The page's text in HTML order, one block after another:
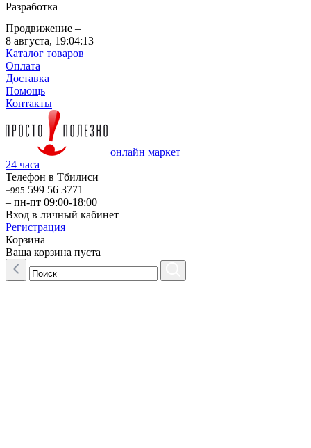
Разработка –
Продвижение –
8 августа, 19:04:13
Каталог товаров
Оплата
Доставка
Помощь
Контакты
онлайн маркет
24 часа
Телефон в Тбилиси
+995 599 56 3771
– пн-пт 09:00-18:00
Вход в личный кабинет
Регистрация
Корзина
Ваша корзина пуста